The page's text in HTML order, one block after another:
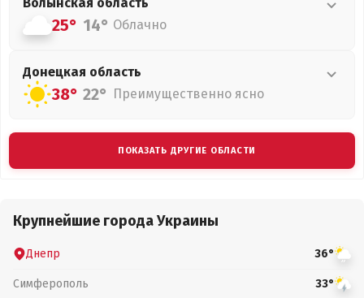
25° 14° Облачно
Донецкая область
38° 22° Преимущественно ясно
ПОКАЗАТЬ ДРУГИЕ ОБЛАСТИ
Крупнейшие города Украины
Днепр 36°
Симферополь 33°